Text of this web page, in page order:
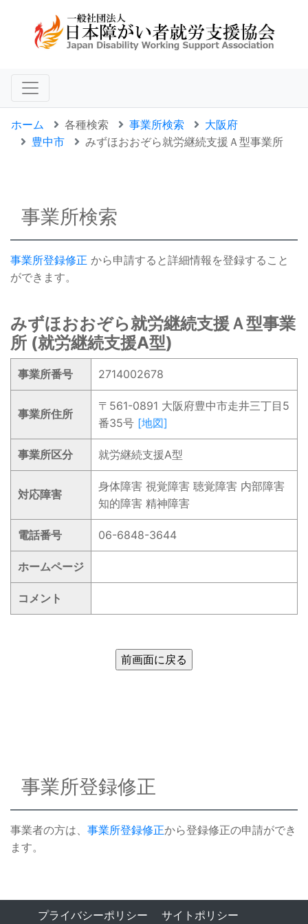
ホーム 各種検索 事業所検索
大阪府
豊中市
みずほおおぞら就労継続支援Ａ型事業所
事業所検索
事業所登録修正 から申請すると詳細情報を登録すること
ができます。
みずほおおぞら就労継続支援Ａ型事業
所 (就労継続支援A型)
事業所番号 2714002678
事業所住所
〒561-0891 大阪府豊中市走井三丁目5
番35号 [地図]
事業所区分 就労継続支援A型
対応障害
身体障害 視覚障害 聴覚障害 内部障害
知的障害 精神障害
電話番号 06-6848-3644
ホームページ
コメント
事業所登録修正
事業者の方は、 事業所登録修正から登録修正の申請ができ
ます。
プライバシーポリシー サイトポリシー